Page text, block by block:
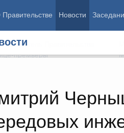
Новости
Правительства
премьеры
Демография
Здоровье